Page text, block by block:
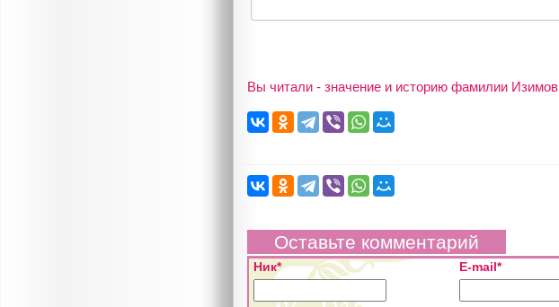
Вы читали - значение и историю фамилии Изимов
Оставьте комментарий
Ник* E-mail*